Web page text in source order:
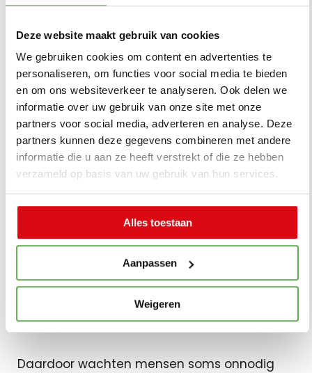
Deze website maakt gebruik van cookies
We gebruiken cookies om content en advertenties te
personaliseren, om functies voor social media te bieden
en om ons websiteverkeer te analyseren. Ook delen we
informatie over uw gebruik van onze site met onze
partners voor social media, adverteren en analyse. Deze
partners kunnen deze gegevens combineren met andere
informatie die u aan ze heeft verstrekt of die ze hebben
verzameld op basis van uw gebruik van hun services.
Alles toestaan
Aanpassen
Weigeren
te zijn voordat je de woningmarkt op gaat.
Bij Suelmann kijken we daarom niet alleen
naar de vraag wat technisch mogelijk is,
maar vooral naar wat verantwoord en
comfortabel voelt voor jouw situatie.
Starters onderschatten
vaak hun eigen
mogelijkheden
Veel starters focussen zich vooral op wat níet
mogelijk lijkt. Bijvoorbeeld door verhalen over
overbieden, hoge huizenprijzen of strengere
regels.
Daardoor wachten mensen soms onnodig